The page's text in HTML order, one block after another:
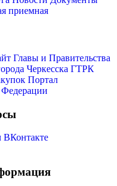
приемная
Главы и Правительства
Черкесска ГТРК
Портал
Федерации
ВКонтакте